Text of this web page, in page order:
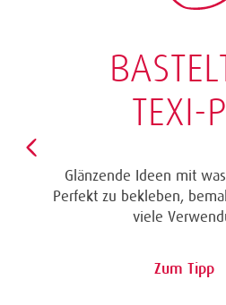
TEXI-
Glänzende Ideen mit
Perfekt zu bekleben,
viele
Zum Tipp